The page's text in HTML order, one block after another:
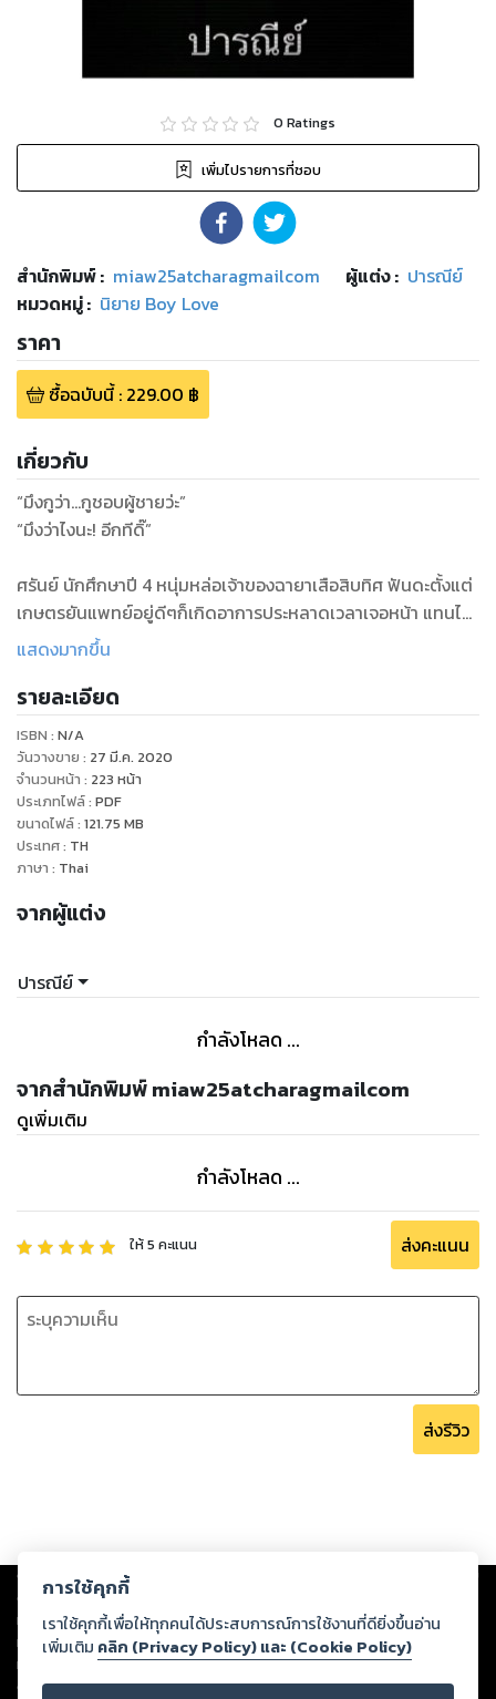
0 Ratings
เพิ่มไปรายการที่ชอบ
สำนักพิมพ์: miaw25atcharagmailcom ผู้แต่ง : ปารณีย์
หมวดหมู่: นิยาย Boy Love
ราคา
ซื้อฉบับนี้: 229.00 ฿
เกี่ยวกับ
“มึงกูว่า...กูชอบผู้ชายว่ะ”
“มึงว่าไงนะ! อีกทีดิ๊”
ศรันย์ นักศึกษาปี 4 หนุ่มหล่อเจ้าของฉายาเสือสิบทิศ ฟันดะตั้งแต่
เกษตรยันแพทย์อยู่ดีๆก็เกิดอาการประหลาดเวลาเจอหน้า แทนไท
นักธุรกิจผู้ประสบความสำเร็จที่มาบรรยายพิเศษให้กับมหา’ลัย
ไม่รู้บุพเพมันอาละวาด หรือ ชะตาเล่นตลก เมื่อเขาต้องได้ไปเป็นผู้
ช่วย คีตา เลขาหนุ่มหน้าหวานของแทนไท งานนี้ยิ่งใกล้ยิ่งไหวหวั่น
ยิ่งสบตากันยิ่งอ่อนไหว เดือดร้อนกุญซือผู้มากประสบการณ์เพราะ
ปวารณาตัวเป็นสาววายเต็มขั้นอย่าง ณัฐฐา เพื่อนสาวคนสนิทผู้
วางแผนอ่อยผู้ชายช่วยเพื่อน (เกย์) มาแล้วทั้งรุ่น!
“มึงแน่ใจ๋” สาวเหนือ (นราธิวาส) เลิกคิ้วสูงทำตาโตถามเพื่อนรัก
เสียงสูง
(ถามเขาทำเป็นอ่ะนะ)
สติหลุดไปแล้ว “เขาเป็นใครวะ” แหม รักแรก (?) พบของไอ้ศรันย์
มันก็หน้าสนใจไม่หยอกอยู่นา
“อืม ก็...ประธานบอสัดที่กูฝึกษาอยู่”
แสดงมากขึ้น
รายละเอียด
ISBN : N/A
วันวางขาย : 27 มี.ค. 2020
จำนวนหน้า : 223 หน้า
ประเภทไฟล์: PDF
ขนาดไฟล์: 121.75 MB
ประเทศ: TH
ภาษา : Thai
จากผู้แต่ง
ปารณีย์
กำลังโหลด ...
จากสำนักพิมพ์ miaw25atcharagmailcom
ดูเพิ่มเติม
กำลังโหลด ...
ให้5 คะแนน ส่งคะแนน
ส่งรีวิว
Copyright © 2026
ต่อผลงานหรือเนื้อหาใดที่อัปโหลดผ่านเว็บไซต์และปรากฏว่าละเมิดสิทธิใน
ทรัพย์สินทางปัญญาของบุคคลอื่นหรือขัดต่อกฎหมายและศีลธรรม ดังนั้น ผู้อ่าน
ทุกท่านโปรดใช้วิจารณญาณในการกลั่นกรองด้วยตนเอง และหากท่านพบว่าส่วน
หนึ่งส่วนใดขัดต่อกฎหมายและศีลธรรม กรุณาแจ้งมายังบริษัท เพื่อทีมงานจะได้
ดำเนินการในทันที ทั้งนี้ ทางสตอรี่ล็อกขอสงวนลิขสิทธิ์ตามพระราชบัญญัติ
การใช้คุกกี้
เราใช้คุกกี้เพื่อให้ทุกคนได้ประสบการณ์การใช้งานที่ดียิ่งขึ้นอ่าน
เพิ่มเติม คลิก (Privacy Policy) และ (Cookie Policy)